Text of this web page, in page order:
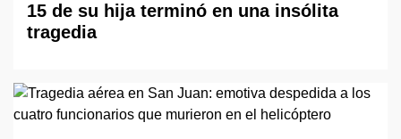
15 de su hija terminó en una insólita
tragedia